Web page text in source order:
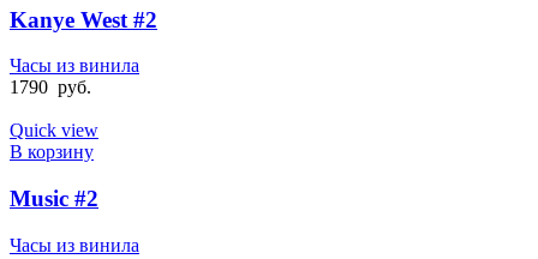
Kanye West #2
Часы из винила
1790 руб.
Quick view
В корзину
Music #2
Часы из винила